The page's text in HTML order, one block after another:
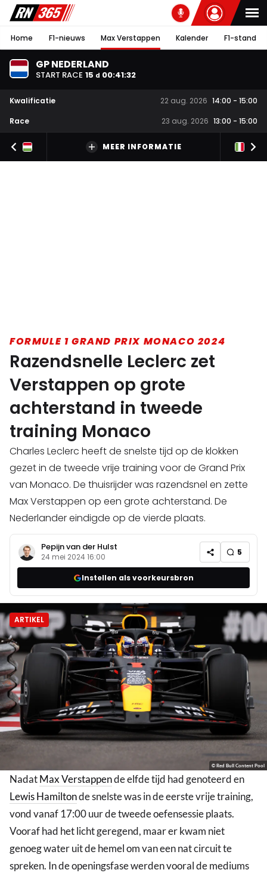
Home F1-nieuws Max Verstappen Kalender F1-stand
GP NEDERLAND
START RACE 15 d 00:41:31
Kwalificatie 22 aug. 2026 14:00 - 15:00
Race
23 aug. 2026 13:00 - 15:00
MEER INFORMATIE
FORMULE 1 GRAND PRIX MONACO 2024
Razendsnelle Leclerc zet
Verstappen op grote
achterstand in tweede
training Monaco
Charles Leclerc heeft de snelste tijd op de klokken
gezet in de tweede vrije training voor de Grand Prix
van Monaco. De thuisrijder was razendsnel en zette
Max Verstappen op een grote achterstand. De
Nederlander eindigde op de vierde plaats.
Pepijn van der Hulst
24 mei 2024 16:00 5
Instellen als voorkeursbron
ARTIKEL
© Red Bull Content Pool
NadatMax Verstappende elfde tijd had genoteerd en
Lewis Hamiltonde snelste was in de eerste vrije training,
vond vanaf 17:00 uur de tweede oefensessie plaats.
Vooraf had het licht geregend, maar er kwam niet
genoeg water uit de hemel om van een nat circuit te
spreken. In de openingsfase werden vooral de mediums